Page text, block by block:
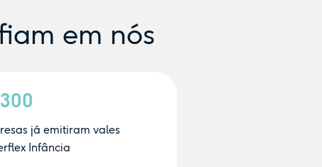
em nós
já emitiram vales
Infância